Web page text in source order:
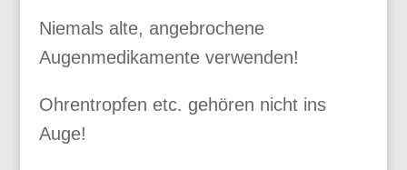
Niemals alte, angebrochene
Augenmedikamente verwenden!
Ohrentropfen etc. gehören nicht ins
Auge!